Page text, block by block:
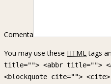
Comenta
You may use these HTMLtags
title=""> <abbr title="">
<blockquote cite="">